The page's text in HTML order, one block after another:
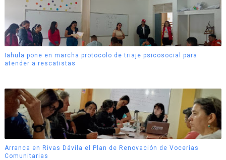
Iahula pone en marcha protocolo de triaje psicosocial para
atender a rescatistas
Arranca en Rivas Dávila el Plan de Renovación de Vocerías
Comunitarias